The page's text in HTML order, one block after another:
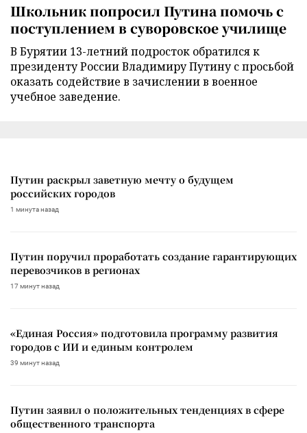
Школьник попросил Путина помочь с
поступлением в суворовское училище
В Бурятии 13-летний подросток обратился к
президенту России Владимиру Путину с просьбой
оказать содействие в зачислении в военное
учебное заведение.
Путин раскрыл заветную мечту о будущем
российских городов
1 минута назад
Путин поручил проработать создание гарантирующих
перевозчиков в регионах
17 минут назад
«Единая Россия» подготовила программу развития
городов с ИИ и единым контролем
39 минут назад
Путин заявил о положительных тенденциях в сфере
общественного транспорта